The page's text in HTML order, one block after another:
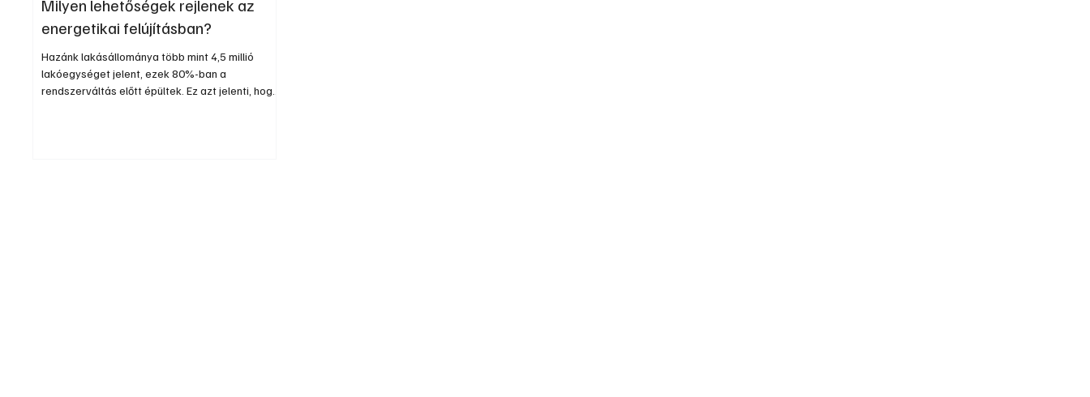
Milyen lehetőségek rejlenek az
energetikai felújításban?
Hazánk lakásállománya több mint 4,5 millió
lakóegységet jelent, ezek 80%-ban a
rendszerváltás előtt épültek. Ez azt jelenti, hogy